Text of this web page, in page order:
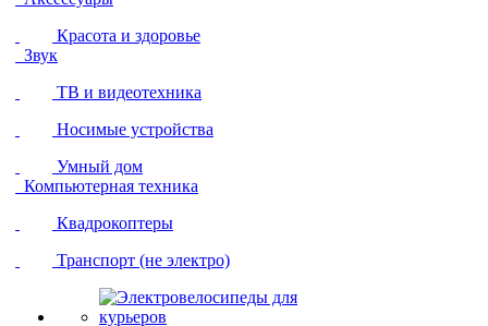
Красота и здоровье
Звук
ТВ и видеотехника
Носимые устройства
Умный дом
Компьютерная техника
Квадрокоптеры
Транспорт (не электро)